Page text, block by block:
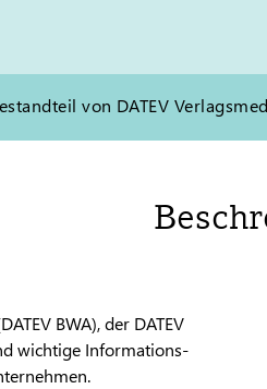
von DATEV
BWA), der DATEV
wichtige Informations-